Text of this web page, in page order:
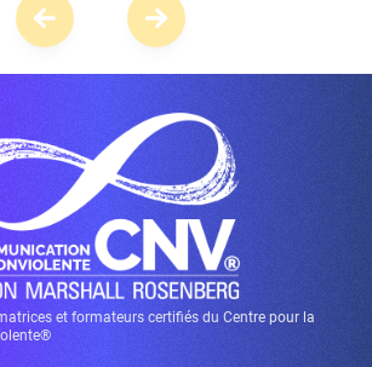
et formateurs certifiés du Centre pour la